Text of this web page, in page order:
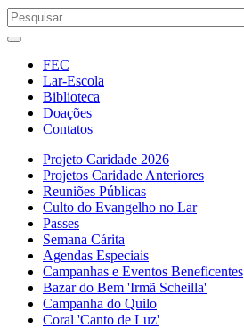
FEC
Lar-Escola
Biblioteca
Doações
Contatos
Projeto Caridade 2026
Projetos Caridade Anteriores
Reuniões Públicas
Culto do Evangelho no Lar
Passes
Semana Cárita
Agendas Especiais
Campanhas e Eventos Beneficentes
Bazar do Bem 'Irmã Scheilla'
Campanha do Quilo
Coral 'Canto de Luz'